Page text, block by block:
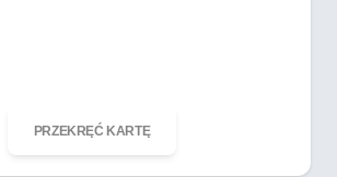
PRZEKRĘĆ KARTĘ
ODKRĘĆ KARTĘ